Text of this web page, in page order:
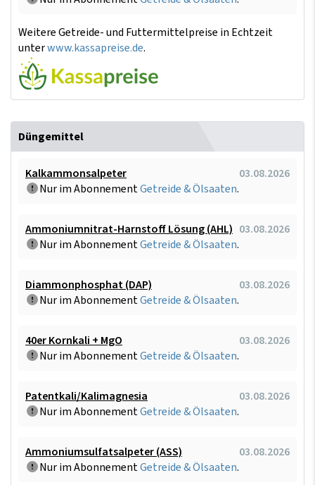
Weitere Getreide- und Futtermittelpreise in Echtzeit
unterwww.kassapreise.de.
Düngemittel
Kalkammonsalpeter
03.08.2026
Nur im AbonnementGetreide & Ölsaaten.
Ammoniumnitrat-Harnstoff Lösung (AHL) 03.08.2026
Nur im AbonnementGetreide & Ölsaaten.
Diammonphosphat (DAP)
03.08.2026
Nur im AbonnementGetreide & Ölsaaten.
40er Kornkali + MgO
03.08.2026
Nur im AbonnementGetreide & Ölsaaten.
Patentkali/Kalimagnesia
03.08.2026
Nur im AbonnementGetreide & Ölsaaten.
Ammoniumsulfatsalpeter (ASS)
03.08.2026
Nur im AbonnementGetreide & Ölsaaten.